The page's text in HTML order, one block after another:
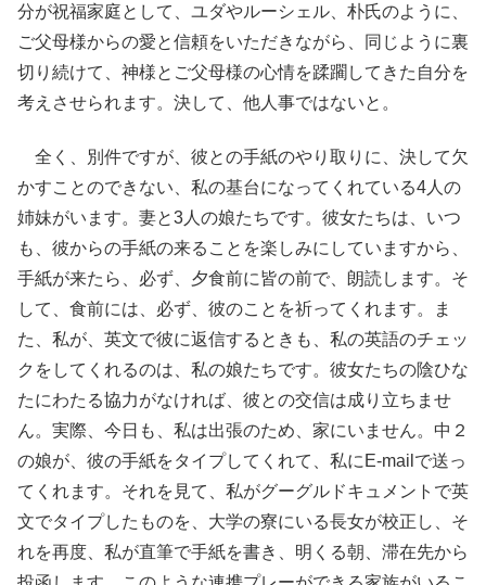
分が祝福家庭として、ユダやルーシェル、朴氏のように、
ご父母様からの愛と信頼をいただきながら、同じように裏
切り続けて、神様とご父母様の心情を蹂躙してきた自分を
考えさせられます。決して、他人事ではないと。
全く、別件ですが、彼との手紙のやり取りに、決して欠
かすことのできない、私の基台になってくれている4人の
姉妹がいます。妻と3人の娘たちです。彼女たちは、いつ
も、彼からの手紙の来ることを楽しみにしていますから、
手紙が来たら、必ず、夕食前に皆の前で、朗読します。そ
して、食前には、必ず、彼のことを祈ってくれます。ま
た、私が、英文で彼に返信するときも、私の英語のチェッ
クをしてくれるのは、私の娘たちです。彼女たちの陰ひな
たにわたる協力がなければ、彼との交信は成り立ちませ
ん。実際、今日も、私は出張のため、家にいません。中２
の娘が、彼の手紙をタイプしてくれて、私にE-mailで送っ
てくれます。それを見て、私がグーグルドキュメントで英
文でタイプしたものを、大学の寮にいる長女が校正し、そ
れを再度、私が直筆で手紙を書き、明くる朝、滞在先から